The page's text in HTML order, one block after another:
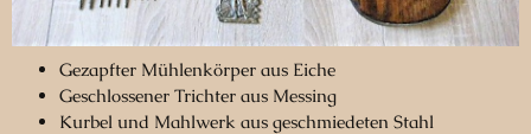
Gezapfter Mühlenkörper aus Eiche
Geschlossener Trichter aus Messing
Kurbel und Mahlwerk aus geschmiedeten Stahl